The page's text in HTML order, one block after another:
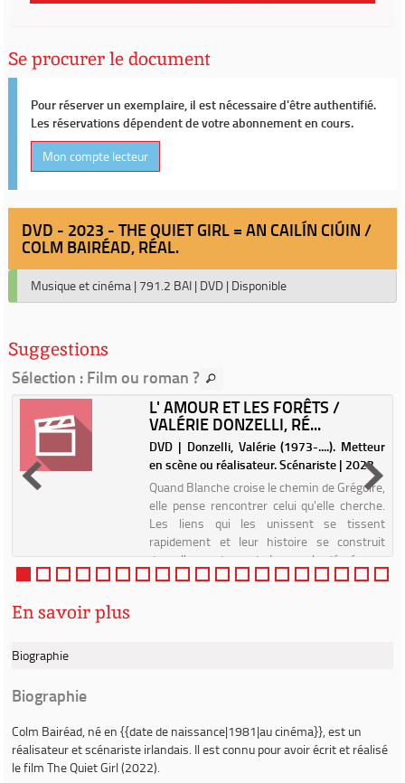
Se procurer le document
Pour réserver un exemplaire, il est nécessaire d'être authentifié.
Les réservations dépendent de votre abonnement en cours.
Mon compte lecteur
DVD - 2023 - THE QUIET GIRL = AN CAILÍN CIÚIN /
COLM BAIRÉAD, RÉAL.
Musique et cinéma | 791.2 BAI | DVD | Disponible
Suggestions
Sélection : Film ou roman ?
L' AMOUR ET LES FORÊTS /
VALÉRIE DONZELLI, RÉ...
DVD | Donzelli, Valérie (1973-....). Metteur
en scène ou réalisateur. Scénariste | 2023
Quand Blanche croise le chemin de Grégoire,
elle pense rencontrer celui qu'elle cherche.
Les liens qui les unissent se tissent
rapidement et leur histoire se construit
dans l'emportement. Le couple déménage,
Blanche s'éloigne de s...
En savoir plus
Biographie
Biographie
Colm Bairéad, né en {{date de naissance|1981|au cinéma}}, est un
réalisateur et scénariste irlandais. Il est connu pour avoir écrit et réalisé
le film The Quiet Girl(2022).